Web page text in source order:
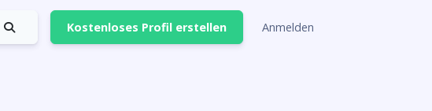
Kostenloses Profil erstellen Anmelden